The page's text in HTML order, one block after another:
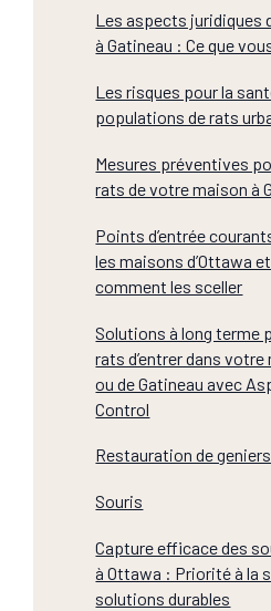
Les aspects juridiques
à Gatineau : Ce que
Les risques pour la
populations de rats
Mesures préventives
rats de votre maison à
Points d’entrée
les maisons d’Ottawa
comment les sceller
Solutions à long terme
rats d’entrer dans votre
ou de Gatineau avec
Control
Restauration de geniers
Souris
Capture efficace des
à Ottawa : Priorité à la
solutions durables